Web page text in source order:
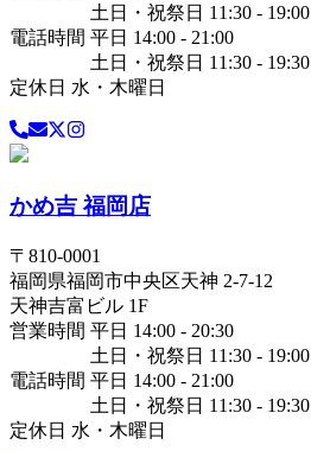
土日・祝祭日 11:30 - 19:00
電話時間 平日 14:00 - 21:00
土日・祝祭日 11:30 - 19:30
定休日 水・木曜日
かめ吉 福岡店
〒 810-0001
福岡県福岡市中央区天神 2-7-12
天神吉富ビル 1F
営業時間 平日 14:00 - 20:30
土日・祝祭日 11:30 - 19:00
電話時間 平日 14:00 - 21:00
土日・祝祭日 11:30 - 19:30
定休日 水・木曜日